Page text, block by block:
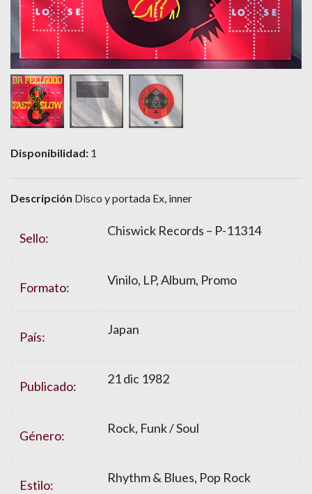
Disponibilidad: 1
Descripción Disco y portada Ex, inner
Sello: Chiswick Records – P-11314
Formato: Vinilo, LP, Album, Promo
País: Japan
Publicado: 21 dic 1982
Género: Rock, Funk / Soul
Estilo: Rhythm & Blues, Pop Rock